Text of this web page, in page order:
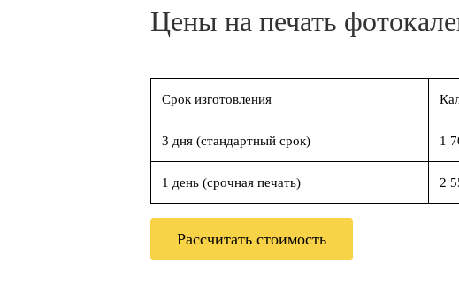
Цены на печать
Срок изготовления
3 дня (стандартный срок) 1
1 день (срочная печать) 2
Рассчитать стоимость